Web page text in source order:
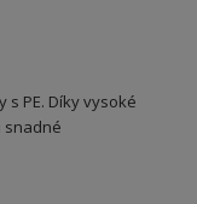
PE. Díky vysoké
snadné